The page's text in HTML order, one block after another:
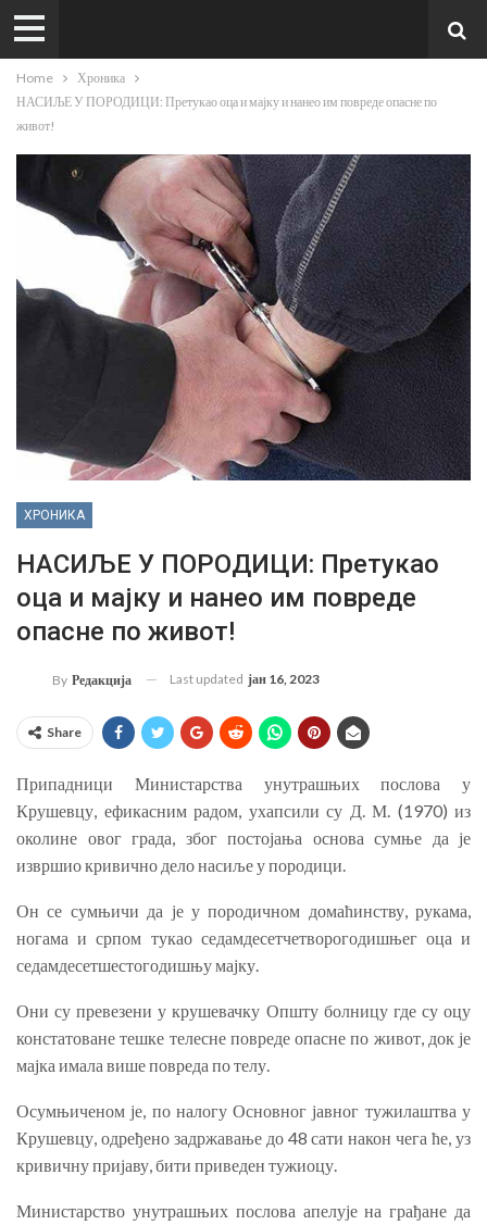
Home
Хроника
НАСИЉЕ У ПОРОДИЦИ: Претукао оца и мајку и нанео им повреде опасне по
живот!
ХРОНИКА
НАСИЉЕ У ПОРОДИЦИ: Претукао
оца и мајку и нанео им повреде
опасне по живот!
By Редакција Last updated јан 16, 2023
Share
Припадници Министарства унутрашњих послова у
Крушевцу, ефикасним радом, ухапсили су Д. М. (1970) из
околине овог града, због постојања основа сумње да је
извршио кривично дело насиље у породици.
Он се сумњичи да је у породичном домаћинству, рукама,
ногама и српом тукао седамдесетчетворогодишњег оца и
седамдесетшестогодишњу мајку.
Они су превезени у крушевачку Општу болницу где су оцу
констатоване тешке телесне повреде опасне по живот, док је
мајка имала више повреда по телу.
Осумњиченом је, по налогу Основног јавног тужилаштва у
Крушевцу, одређено задржавање до 48 сати након чега ће, уз
кривичну пријаву, бити приведен тужиоцу.
Министарство унутрашњих послова апелује на грађане да